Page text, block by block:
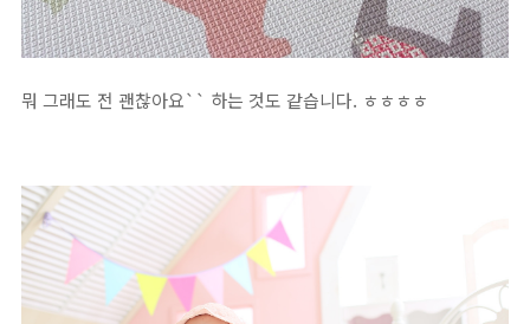
뭐 그래도 전 괜찮아요`` 하는 것도 같습니다. ㅎㅎㅎㅎ